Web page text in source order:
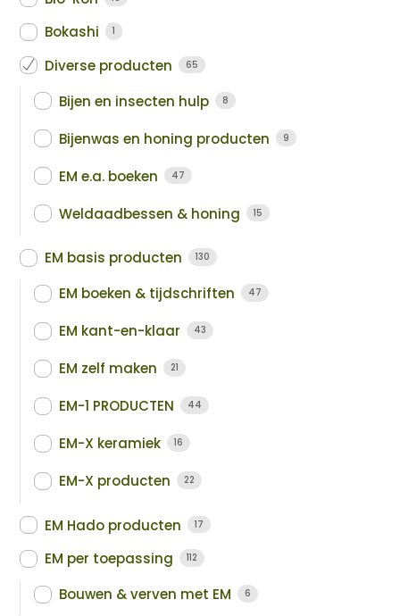
Bokashi 1
Diverse producten 65
Bijen en insecten hulp 8
Bijenwas en honing producten 9
EM e.a. boeken 47
Weldaadbessen & honing 15
EM basis producten 130
EM boeken & tijdschriften 47
EM kant-en-klaar 43
EM zelf maken 21
EM-1 PRODUCTEN 44
EM-X keramiek 16
EM-X producten 22
EM Hado producten 17
EM per toepassing 112
Bouwen & verven met EM 6